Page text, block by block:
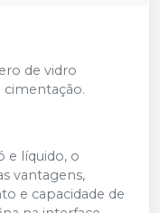
de vidro
e líquido, o
vantagens,
e capacidade de